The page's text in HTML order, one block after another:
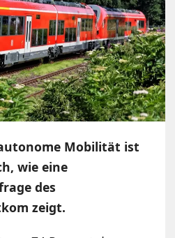
Mobilität ist
wie eine
des
zeigt.